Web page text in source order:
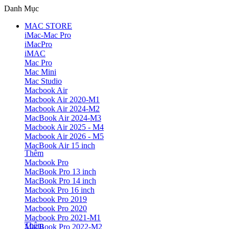
Danh Mục
MAC STORE
iMac-Mac Pro
iMacPro
iMAC
Mac Pro
Mac Mini
Mac Studio
Macbook Air
Macbook Air 2020-M1
Macbook Air 2024-M2
MacBook Air 2024-M3
Macbook Air 2025 - M4
Macbook Air 2026 - M5
MacBook Air 15 inch
Thêm
Macbook Pro
MacBook Pro 13 inch
MacBook Pro 14 inch
Macbook Pro 16 inch
Macbook Pro 2019
Macbook Pro 2020
Macbook Pro 2021-M1
MacBook Pro 2022-M2
Thêm